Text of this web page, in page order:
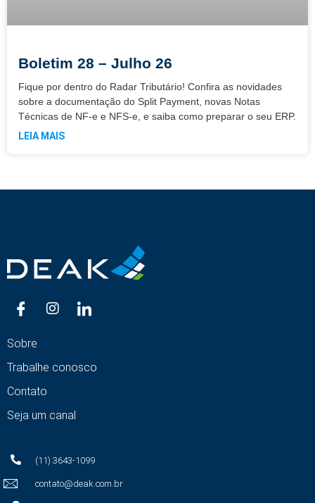
Boletim 28 – Julho 26
Fique por dentro do Radar Tributário! Confira as novidades
sobre a documentação do Split Payment, novas Notas
Técnicas de NF-e e NFS-e, e saiba como preparar o seu ERP.
LEIA MAIS
Sobre
Trabalhe conosco
Contato
Seja um canal
(11) 3643-1099
contato@deak.com.br